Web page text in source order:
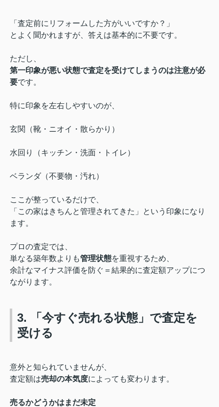
「査定前にリフォームした方がいいですか？」
とよく聞かれますが、答えは基本的に不要です。
ただし、
第一印象が悪い状態で査定を受けてしまうのは注意が必
要です。
特に印象を左右しやすいのが、
玄関（靴・ニオイ・散らかり）
水回り（キッチン・洗面・トイレ）
ベランダ（不要物・汚れ）
ここが整っているだけで、
「この家はきちんと管理されてきた」という印象になり
ます。
プロの査定では、
単なる築年数よりも管理状態を重視するため、
余計なマイナス評価を防ぐ＝結果的に査定額アップにつ
ながります。
3. 「今すぐ売れる状態」で査定を
受ける
意外と知られていませんが、
査定額は売却の本気度によっても変わります。
売るかどうかはまだ未定